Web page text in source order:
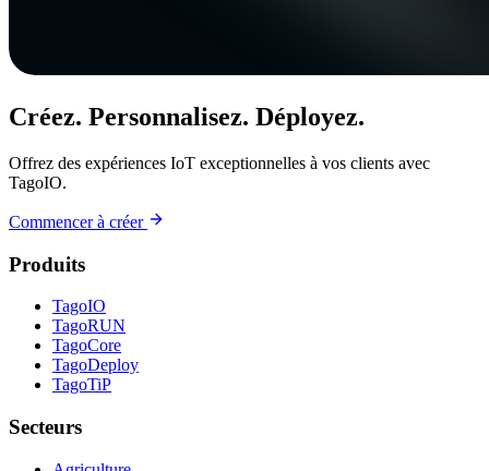
Créez. Personnalisez. Déployez.
Offrez des expériences IoT exceptionnelles à vos clients avec
TagoIO.
Commencer à créer
Produits
TagoIO
TagoRUN
TagoCore
TagoDeploy
TagoTiP
Secteurs